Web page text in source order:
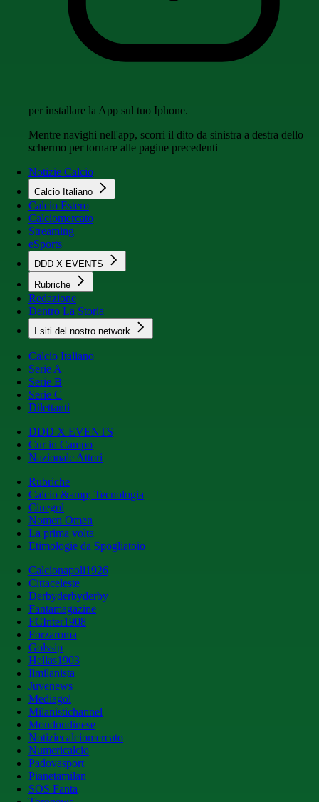
per installare la App sul tuo Iphone.
Mentre navighi nell'app, scorri il dito da sinistra a destra dello
schermo per tornare alle pagine precedenti
Notizie Calcio
Calcio Italiano
Calcio Estero
Calciomercato
Streaming
eSports
DDD X EVENTS
Rubriche
Redazione
Dentro La Storia
I siti del nostro network
Calcio Italiano
Serie A
Serie B
Serie C
Dilettanti
DDD X EVENTS
Cur in Campo
Nazionale Attori
Rubriche
Calcio &amp; Tecnologia
Cinegol
Nomen Omen
La prima volta
Etimologie da Spogliatoio
Calcionapoli1926
Cittaceleste
Derbyderbyderby
Fantamagazine
FCInter1908
Forzaroma
Golssip
Hellas1903
Ilmilanista
Juvenews
Mediagol
Milanistichannel
Mondoudinese
Notiziecalciomercato
Numericalcio
Padovasport
Pianetamilan
SOS Fanta